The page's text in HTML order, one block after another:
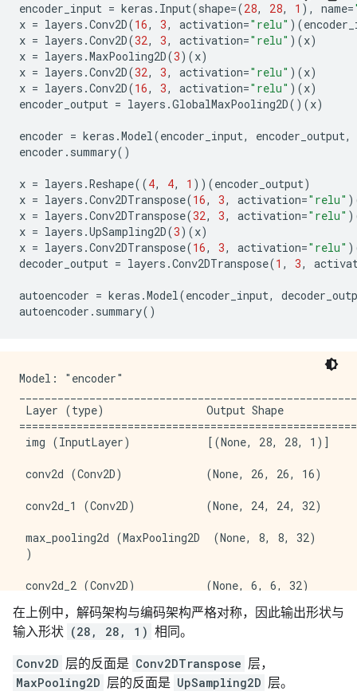
encoder_input = keras . Input(shape=(28, 28, 1 ), name=
x = layers .Conv2D(16, 3, activation="relu" )(
x = layers .Conv2D(32, 3, activation="relu" )(x)
x = layers .MaxPooling2D(3)(x)
x = layers .Conv2D(32, 3, activation="relu" )(x)
x = layers .Conv2D(16, 3, activation="relu" )(x)
encoder_output = layers .GlobalMaxPooling2D()(x)
encoder = keras .Model(encoder_input, encoder_output,
encoder . summary()
x = layers .Reshape((4, 4, 1 ))(encoder_output)
x = layers .Conv2DTranspose(16, 3, activation="relu"
x = layers .Conv2DTranspose(32, 3, activation="relu"
x = layers .UpSampling2D(3)(x)
x = layers .Conv2DTranspose(16, 3, activation="relu"
decoder_output = layers .Conv2DTranspose(1 , 3,
autoencoder = keras .Model(encoder_input,
autoencoder . summary()
Model: "encoder"
Layer (type)                Output Shape
img (InputLayer)            [(None, 28,
conv2d (Conv2D)             (None, 26, 26,
conv2d_1 (Conv2D)           (None, 24, 24,
max_pooling2d (MaxPooling2D  (None, 8,
conv2d_2 (Conv2D)           (None, 6, 6, 32)
conv2d_3 (Conv2D)           (None, 4, 4, 16)
在上例中，解码架构与编码架构严格对称，因此输出形状与
输入形状 (28, 28, 1) 相同。
Conv2D 层的反面是 Conv2DTranspose 层，
MaxPooling2D 层的反面是 UpSampling2D 层。